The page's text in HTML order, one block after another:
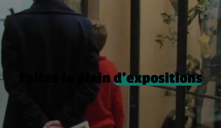
Faites le pleind’expositions